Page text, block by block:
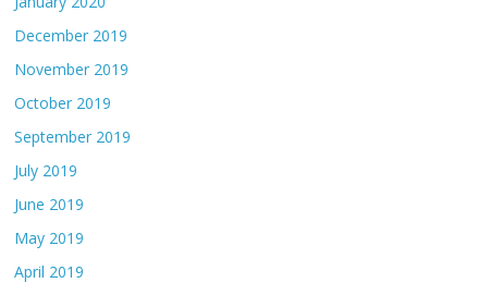
December 2019
November 2019
October 2019
September 2019
July 2019
June 2019
May 2019
April 2019